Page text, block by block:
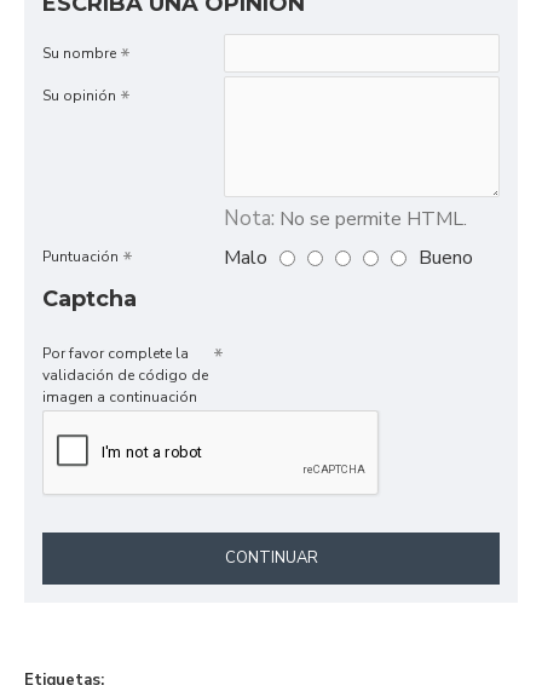
Su nombre
Su opinión
Nota: No se permite HTML.
Puntuación Malo
Bueno
Captcha
Por favor complete la
validación de código de
imagen a continuación
CONTINUAR
Etiquetas: